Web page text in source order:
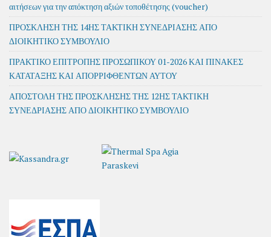
αιτήσεων για την απόκτηση αξιών τοποθέτησης (voucher)
ΠΡΟΣΚΛΗΣΗ ΤΗΣ 14ΗΣ ΤΑΚΤΙΚΗ ΣΥΝΕΔΡΙΑΣΗΣ ΑΠΟ
ΔΙΟΙΚΗΤΙΚΟ ΣΥΜΒΟΥΛΙΟ
ΠΡΑΚΤΙΚΟ ΕΠΙΤΡΟΠΗΣ ΠΡΟΣΩΠΙΚΟΥ 01-2026 ΚΑΙ ΠΙΝΑΚΕΣ
ΚΑΤΑΤΑΞΗΣ ΚΑΙ ΑΠΟΡΡΙΦΘΕΝΤΩΝ ΑΥΤΟΥ
ΑΠΟΣΤΟΛΗ ΤΗΣ ΠΡΟΣΚΛΗΣΗΣ ΤΗΣ 12ΗΣ ΤΑΚΤΙΚΗ
ΣΥΝΕΔΡΙΑΣΗΣ ΑΠΟ ΔΙΟΙΚΗΤΙΚΟ ΣΥΜΒΟΥΛΙΟ